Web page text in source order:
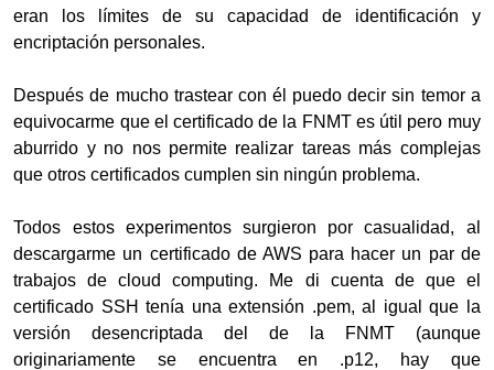
eran los límites de su capacidad de identificación y
encriptación personales.
Después de mucho trastear con él puedo decir sin temor a
equivocarme que el certificado de la FNMT es útil pero muy
aburrido y no nos permite realizar tareas más complejas
que otros certificados cumplen sin ningún problema.
Todos estos experimentos surgieron por casualidad, al
descargarme un certificado de AWS para hacer un par de
trabajos de cloud computing. Me di cuenta de que el
certificado SSH tenía una extensión .pem, al igual que la
versión desencriptada del de la FNMT (aunque
originariamente se encuentra en .p12, hay que